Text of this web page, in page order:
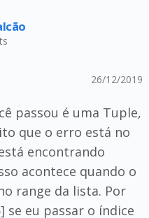
26/12/2019
passou é uma Tuple,
que o erro está no
encontrando
acontece quando o
range da lista. Por
se eu passar o índice